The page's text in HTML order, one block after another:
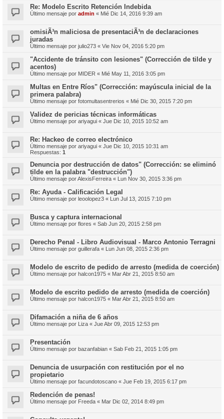
Re: Modelo Escrito Retención Indebida
Último mensaje por admin « Mié Dic 14, 2016 9:39 am
omisiÃ³n maliciosa de presentaciÃ³n de declaraciones
juradas
Último mensaje por julio273 « Vie Nov 04, 2016 5:20 pm
"Accidente de tránsito con lesiones" (Corrección de tilde y
acentos)
Último mensaje por MIDER « Mié May 11, 2016 3:05 pm
Multas en Entre Ríos" (Corrección: mayúscula inicial de la
primera palabra)
Último mensaje por fotomultasentrerios « Mié Dic 30, 2015 7:20 pm
Validez de pericias técnicas informáticas
Último mensaje por ariyagui « Jue Dic 10, 2015 10:52 am
Re: Hackeo de correo electrónico
Último mensaje por ariyagui « Jue Dic 10, 2015 10:31 am
Respuestas: 1
Denuncia por destrucción de datos" (Corrección: se eliminó
tilde en la palabra "destrucción")
Último mensaje porAlexisFerreira « Lun Nov 30, 2015 3:36 pm
Re: Ayuda - Calificación Legal
Último mensaje por leoolopez3 « Lun Jul 13, 2015 7:10 pm
Busca y captura internacional
Último mensaje por flores « Sab Jun 20, 2015 2:58 pm
Derecho Penal - Libro Audiovisual - Marco Antonio Terragni
Último mensaje por guillerafa « Lun Jun 08, 2015 2:36 pm
Modelo de escrito de pedido de arresto (medida de coerción)
Último mensaje por halcon1975 « Mar Abr 21, 2015 8:50 am
Modelo de escrito pedido de arresto (medida de coerción)
Último mensaje por halcon1975 « Mar Abr 21, 2015 8:50 am
Difamación a niña de 6 años
Último mensaje por Liza « Jue Abr 09, 2015 12:53 pm
Presentación
Último mensaje por bazanfabian « Sab Feb 21, 2015 1:05 pm
Denuncia de usurpación con restitución por el no
propietario
Último mensaje por facundotoscano « Jue Feb 19, 2015 6:17 pm
Redención de penas!
Último mensaje por Freeda « Mar Dic 02, 2014 8:49 pm